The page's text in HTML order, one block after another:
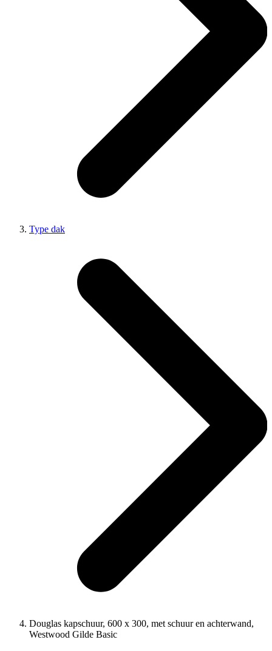
Type dak
Douglas kapschuur, 600 x 300, met schuur en achterwand,
Westwood Gilde Basic